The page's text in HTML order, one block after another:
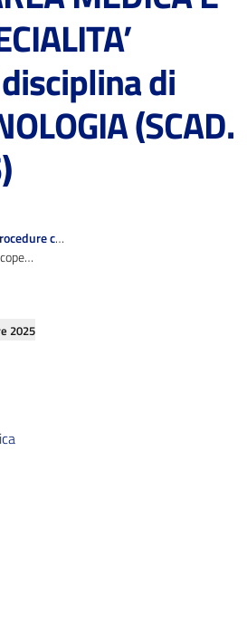
territoriale
e delle Dipendenze
Mentale e delle Dipendenze
di
(SCAD.
concluse
(SCAD. 15.5.2025)
2025